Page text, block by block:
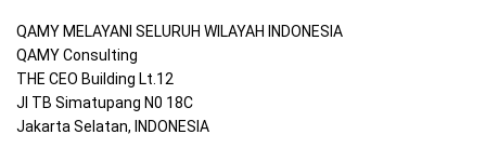
QAMY MELAYANI SELURUH WILAYAH INDONESIA
QAMY Consulting
THE CEO Building Lt.12
Jl TB Simatupang N0 18C
Jakarta Selatan, INDONESIA